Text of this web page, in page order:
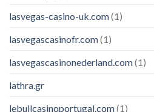
lasvegas-casino-uk.com(1)
lasvegascasinofr.com(1)
lasvegascasinonederland.com(1)
lathra.gr
lebullcasinoportugal.com(1)